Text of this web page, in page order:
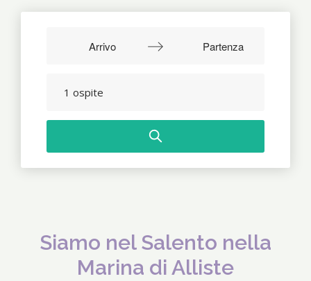
Navigate
to
Press
a
date.
Press
1 ospite
Siamo nel Salento nella
Marina di Alliste